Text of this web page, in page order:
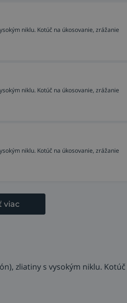
niklu. Kotúč na úkosovanie, zrážanie
niklu. Kotúč na úkosovanie, zrážanie
niklu. Kotúč na úkosovanie, zrážanie
viac
zliatiny s vysokým niklu.